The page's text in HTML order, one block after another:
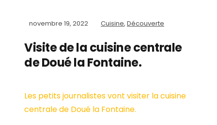
novembre 19, 2022 Cuisine, Découverte
Visite de la cuisine centrale
de Doué la Fontaine.
Les petits journalistes vont visiter la cuisine
centrale de Doué la Fontaine.